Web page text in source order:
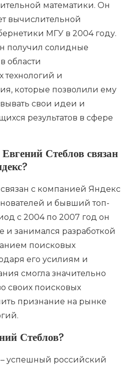
математики. Он
вычислительной
МГУ в 2004 году.
получил солидные
области
и
которые позволили ему
свои идеи и
результатов в сфере
Стеблов связан
с компанией Яндекс
и бывший топ-
с 2004 по 2007 год он
и занимался разработкой
поисковых
его усилиям и
смогла значительно
своих поисковых
признание на рынке
Стеблов?
успешный российский